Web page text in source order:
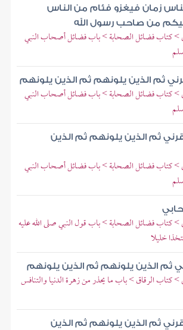
زمان فيغزو فئام من الناس
من صاحب رسول الله
كتاب فضائل الصحابة > باب فضائل أصحاب النبي
ثم الذين يلونهم ثم الذين يلونهم
كتاب فضائل الصحابة > باب فضائل أصحاب النبي
ثم الذين يلونهم ثم الذين
كتاب فضائل الصحابة > باب فضائل أصحاب النبي
كتاب فضائل الصحابة > باب قول النبي صلى الله عليه
خليلا
ثم الذين يلونهم ثم الذين يلونهم
الرقاق > باب ما يحذر من زهرة الدنيا والتنافس
ثم الذين يلونهم ثم الذين